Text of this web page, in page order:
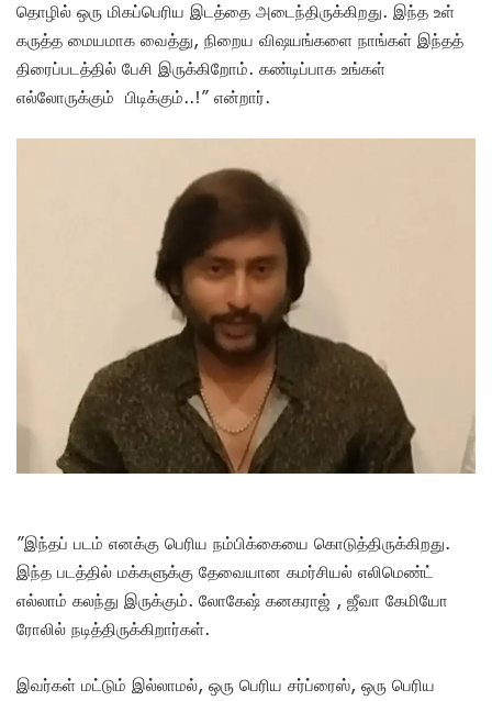
தொழில் ஒரு மிகப்பெரிய இடத்தை அடைந்திருக்கிறது. இந்த உள்
கருத்த மையமாக வைத்து, நிறைய விஷயங்களை நாங்கள் இந்தத்
திரைப்படத்தில் பேசி இருக்கிறோம். கண்டிப்பாக உங்கள்
எல்லோருக்கும் பிடிக்கும்..!” என்றார்.
”இந்தப் படம் எனக்கு பெரிய நம்பிக்கையை கொடுத்திருக்கிறது.
இந்த படத்தில் மக்களுக்கு தேவையான கமர்சியல் எலிமெண்ட்
எல்லாம் கலந்து இருக்கும். லோகேஷ் கனகராஜ் , ஜீவா கேமியோ
ரோலில் நடித்திருக்கிறார்கள்.
இவர்கள் மட்டும் இல்லாமல், ஒரு பெரிய சர்ப்ரைஸ், ஒரு பெரிய